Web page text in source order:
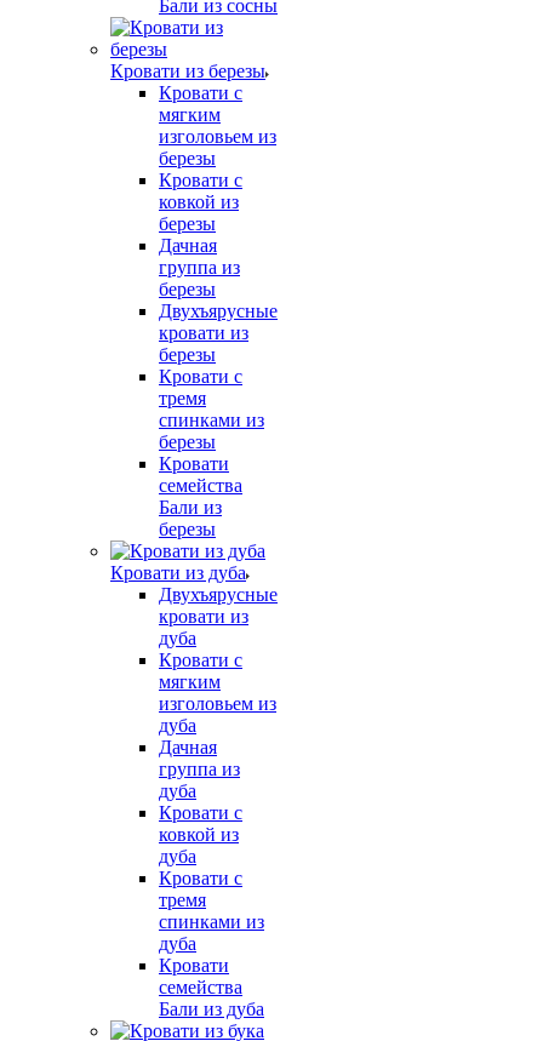
Бали из сосны
Кровати из березы
Кровати с
мягким
изголовьем из
березы
Кровати с
ковкой из
березы
Дачная
группа из
березы
Двухъярусные
кровати из
березы
Кровати с
тремя
спинками из
березы
Кровати
семейства
Бали из
березы
Кровати из дуба
Двухъярусные
кровати из
дуба
Кровати с
мягким
изголовьем из
дуба
Дачная
группа из
дуба
Кровати с
ковкой из
дуба
Кровати с
тремя
спинками из
дуба
Кровати
семейства
Бали из дуба